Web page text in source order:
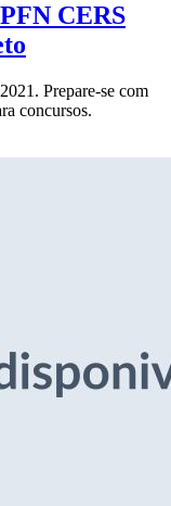
CERS
Prepare-se com
concursos.